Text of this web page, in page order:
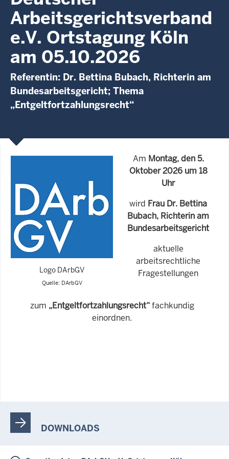
Arbeitsgerichtsverband
e.V. Ortstagung Köln
am 05.10.2026
Referentin: Dr. Bettina Bubach, Richterin am
Bundesarbeitsgericht; Thema
„Entgeltfortzahlungsrecht“
Logo DArbGV
Quelle: DArbGV
Am Montag, den 5.
Oktober 2026 um 18
Uhr
wird Frau Dr. Bettina
Bubach, Richterin am
Bundesarbeitsgericht
aktuelle
arbeitsrechtliche
Fragestellungen
zum „Entgeltfortzahlungsrecht“fachkundig
einordnen.
DOWNLOADS